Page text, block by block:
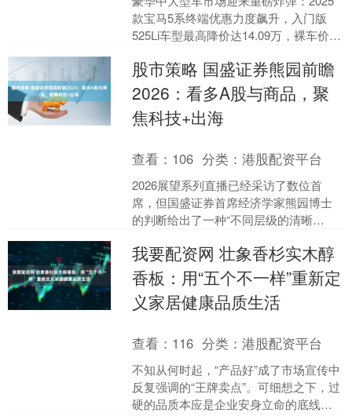
款宝马5系终端优惠力度飙升，入门版
525Li车型最高降价达14.09万，裸车价跌
两年....
股市策略 国盛证券熊园前瞻
2026：看多A股与商品，聚
焦科技+出海
查看： 106 分类：港股配资平台
2026展望系列直播已经采访了数位首
席，但国盛证券首席经济学家熊园博士
的判断给出了一种“不同层级的清晰
看一年，而是在看未来五....
我要配资网 壮象香杉实木醇
香板：用“五个不一样”重新定
义家居健康品质生活
查看： 116 分类：港股配资平台
不知从何时起，“产品好”成了市场宣传中
反复强调的“王牌卖点”。可细想之下，过
硬的品质本应是企业安身立命的底线，